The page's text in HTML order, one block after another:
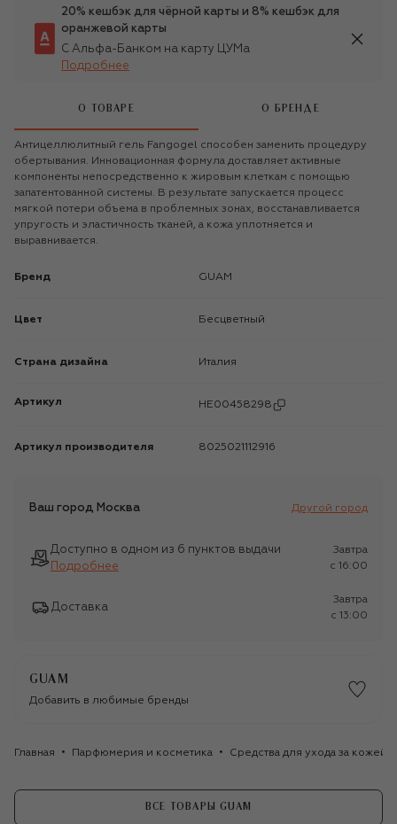
20% кешбэк для чёрной карты и 8% кешбэк для
оранжевой карты
С Альфа-Банком на карту ЦУМа
Подробнее
О ТОВАРЕ О БРЕНДЕ
Антицеллюлитный гель Fangogel способен заменить процедуру
обертывания. Инновационная формула доставляет активные
компоненты непосредственно к жировым клеткам с помощью
запатентованной системы. В результате запускается процесс
мягкой потери объема в проблемных зонах, восстанавливается
упругость и эластичность тканей, а кожа уплотняется и
выравнивается.
Бренд GUAM
Цвет Бесцветный
Страна дизайна Италия
Артикул HE00458298
Артикул производителя 8025021112916
Ваш город Москва Другой город
Доступно в одном из 6 пунктов выдачи
Подробнее
Завтра
c 16:00
Доставка
Завтра
c 13:00
GUAM
Добавить в любимые бренды
Главная Парфюмерия и косметика Средства для ухода за кожей
ВСЕ ТОВАРЫ GUAM